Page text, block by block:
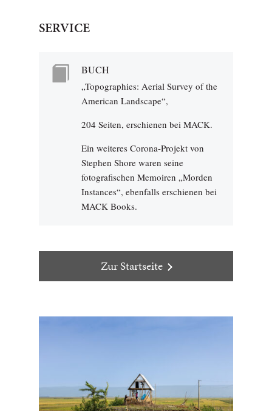
SERVICE
BUCH
„Topographies: Aerial Survey of the
American Landscape“,
204 Seiten, erschienen bei MACK.
Ein weiteres Corona-Projekt von
Stephen Shore waren seine
fotografischen Memoiren „Morden
Instances“, ebenfalls erschienen bei
MACK Books.
Zur Startseite